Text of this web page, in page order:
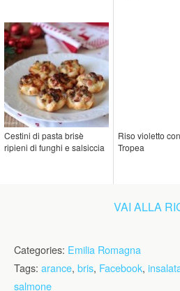
Cestini di pasta brisè
ripieni di funghi e salsiccia
Riso violetto
Tropea
VAI ALLA
Categories: Emilia Romagna
Tags: arance, bris, Facebook,
salmone